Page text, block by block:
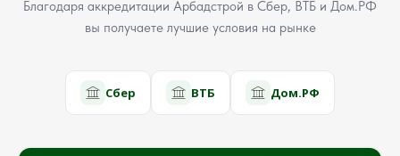
Благодаря аккредитации Арбадстрой в Сбер, ВТБ и Дом.РФ
вы получаете лучшие условия на рынке
Сбер ВТБ Дом.РФ